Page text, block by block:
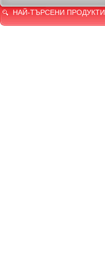
НАЙ-ТЪРСЕНИ ПРОДУКТИ